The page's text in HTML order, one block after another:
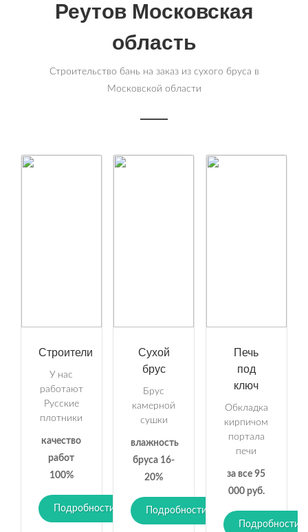
Реутов Московская
область
Строительство бань на заказ из сухого бруса в
Московской области
Строители
У нас
работают
Русские
плотники
качество
работ
100%
Подробности
Сухой
брус
Брус
камерной
сушки
влажность
бруса 16-
20%
Подробности
Печь
под
ключ
Обкладка
кирпичом
портала
печи
за все 95
000 руб.
Подробности